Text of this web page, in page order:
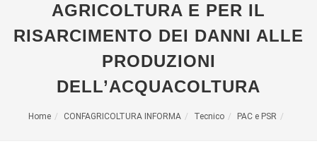
AGRICOLTURA E PER IL
RISARCIMENTO DEI DANNI ALLE
PRODUZIONI
DELL’ACQUACOLTURA
Home CONFAGRICOLTURA INFORMA Tecnico PAC e PSR